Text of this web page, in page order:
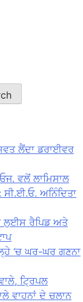
ਲੈਂਦਾ ਡਰਾਈਵਰ
ਵਲੋਂ ਲਾਮਿਸਾਲ
ਅਨਿੰਦਿਤਾ
ਲੁਈਸ ਰੈਪਿਡ ਅਤੇ
‘ਚ ਘਰ-ਘਰ ਗਣਨਾ
ਟ੍ਰਿਪਲ
ਵਾਹਨਾਂ ਦੇ ਚਲਾਨ